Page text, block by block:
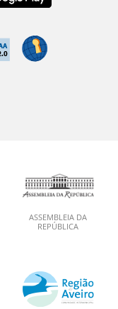
ASSEMBLEIA DA
REPÚBLICA